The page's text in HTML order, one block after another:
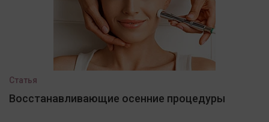
Статья
Восстанавливающие осенние процедуры